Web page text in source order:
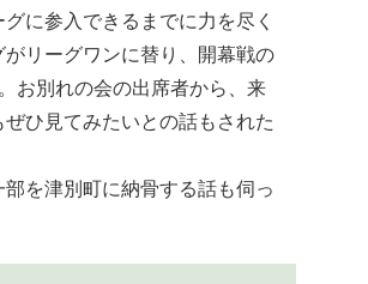
に参入できるまでに力を尽く
リーグワンに替り、開幕戦の
お別れの会の出席者から、来
ひ見てみたいとの話もされた
を津別町に納骨する話も伺っ